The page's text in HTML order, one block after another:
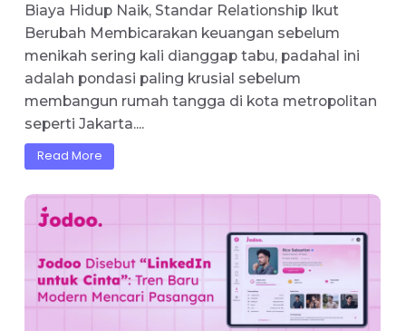
7 Juni 2026- No Comments
Realitas Finansial Jakarta: Gaji 10 Juta
untuk Berdua, Cukup atau Kurang?
Biaya Hidup Naik, Standar Relationship Ikut
Berubah Membicarakan keuangan sebelum
menikah sering kali dianggap tabu, padahal ini